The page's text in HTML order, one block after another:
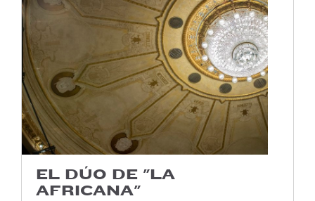
EL DÚO DE "LA
AFRICANA"